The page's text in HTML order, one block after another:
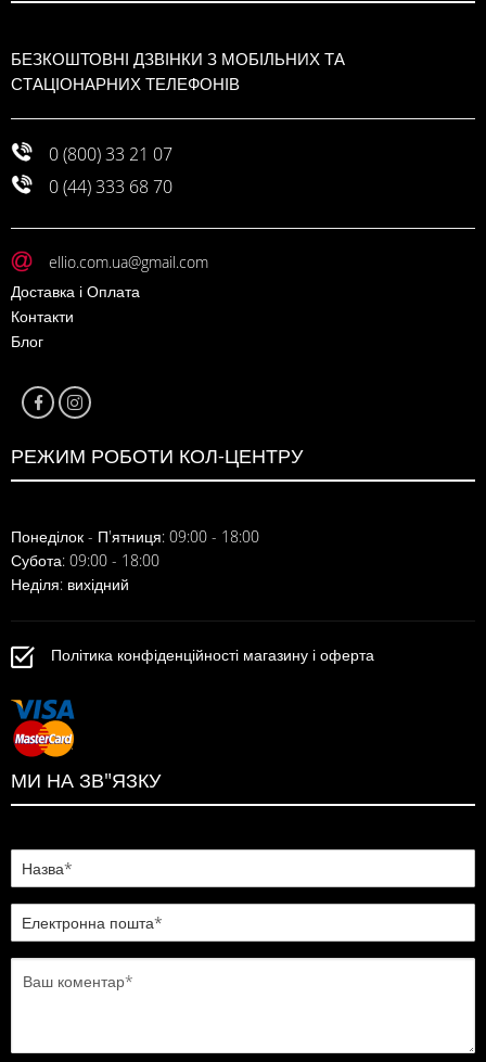
БЕЗКОШТОВНІ ДЗВІНКИ З МОБІЛЬНИХ ТА
СТАЦІОНАРНИХ ТЕЛЕФОНІВ
0 (800) 33 21 07
0 (44) 333 68 70
ellio.com.ua@gmail.com
Доставка і Оплата
Контакти
Блог
РЕЖИМ РОБОТИ КОЛ-ЦЕНТРУ
Понеділок - П'ятниця: 09:00 - 18:00
Субота: 09:00 - 18:00
Неділя: вихідний
Політика конфіденційності магазину і оферта
МИ НА ЗВ"ЯЗКУ